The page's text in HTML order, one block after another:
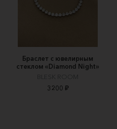
Браслет с ювелирным
стеклом «Diamond Night»
BLESK ROOM
3200 ₽